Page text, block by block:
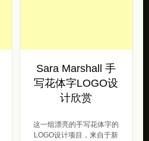
Sara Marshall 手
写花体字LOGO设
计欣赏
这一组漂亮的手写花体字的
LOGO设计项目，来自于新